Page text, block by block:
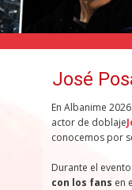
José
En Albanime
actor de doblaje
conocemos por
Durante el
con los fans en